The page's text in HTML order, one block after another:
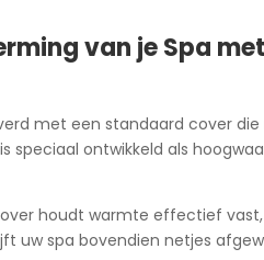
van je Spa
met een standaard cover
is speciaal ontwikkeld als
houdt warmte effectief
uw spa bovendien netjes